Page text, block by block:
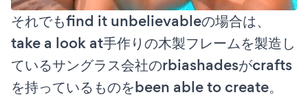
それでもfind it unbelievableの場合は、
take a look at手作りの木製フレームを製造し
ているサングラス会社のrbiashadesがcrafts
を持っているものをbeen able to create。